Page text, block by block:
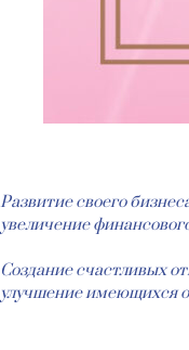
Развитие своего
увеличение
Создание счастливых
улучшение имеющихся